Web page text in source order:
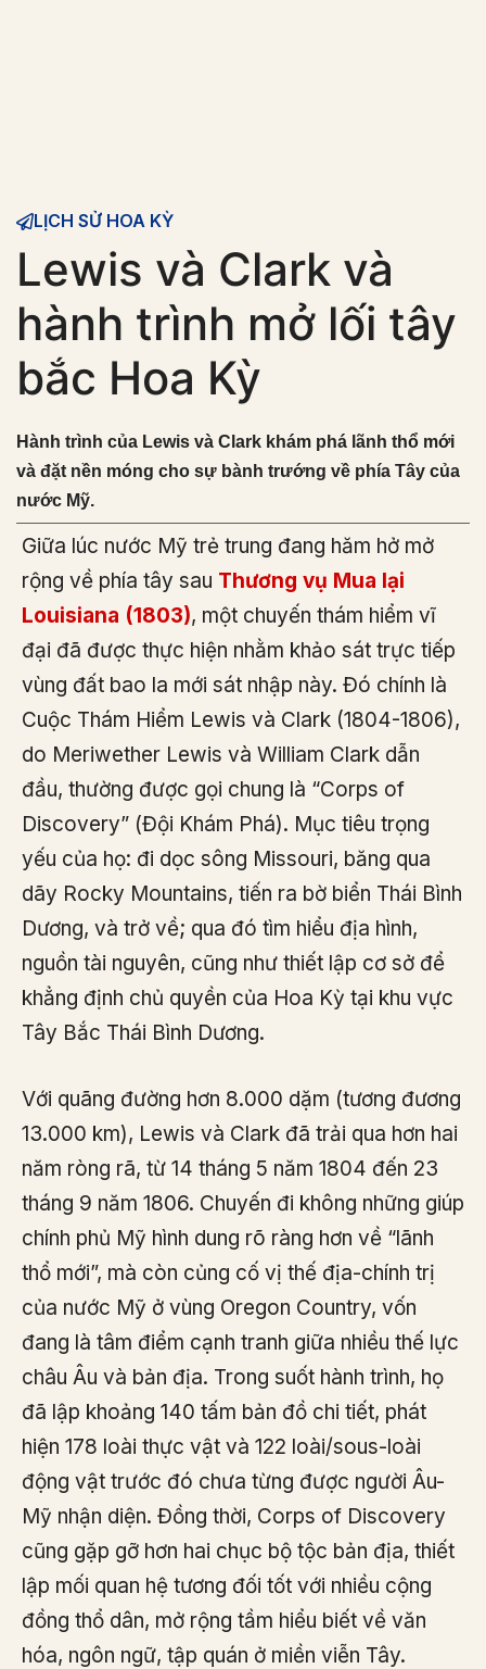
LỊCH SỬ HOA KỲ
Lewis và Clark và
hành trình mở lối tây
bắc Hoa Kỳ
Hành trình của Lewis và Clark khám phá lãnh thổ mới
và đặt nền móng cho sự bành trướng về phía Tây của
nước Mỹ.
Giữa lúc nước Mỹ trẻ trung đang hăm hở mở
rộng về phía tây sau Thương vụ Mua lại
Louisiana (1803), một chuyến thám hiểm vĩ
đại đã được thực hiện nhằm khảo sát trực tiếp
vùng đất bao la mới sát nhập này. Đó chính là
Cuộc Thám Hiểm Lewis và Clark (1804-1806),
do Meriwether Lewis và William Clark dẫn
đầu, thường được gọi chung là “Corps of
Discovery” (Đội Khám Phá). Mục tiêu trọng
yếu của họ: đi dọc sông Missouri, băng qua
dãy Rocky Mountains, tiến ra bờ biển Thái Bình
Dương, và trở về; qua đó tìm hiểu địa hình,
nguồn tài nguyên, cũng như thiết lập cơ sở để
khẳng định chủ quyền của Hoa Kỳ tại khu vực
Tây Bắc Thái Bình Dương.
Với quãng đường hơn 8.000 dặm (tương đương
13.000 km), Lewis và Clark đã trải qua hơn hai
năm ròng rã, từ 14 tháng 5 năm 1804 đến 23
tháng 9 năm 1806. Chuyến đi không những giúp
chính phủ Mỹ hình dung rõ ràng hơn về “lãnh
thổ mới”, mà còn củng cố vị thế địa-chính trị
của nước Mỹ ở vùng Oregon Country, vốn
đang là tâm điểm cạnh tranh giữa nhiều thế lực
châu Âu và bản địa. Trong suốt hành trình, họ
đã lập khoảng 140 tấm bản đồ chi tiết, phát
hiện 178 loài thực vật và 122 loài/sous-loài
động vật trước đó chưa từng được người Âu-
Mỹ nhận diện. Đồng thời, Corps of Discovery
cũng gặp gỡ hơn hai chục bộ tộc bản địa, thiết
lập mối quan hệ tương đối tốt với nhiều cộng
đồng thổ dân, mở rộng tầm hiểu biết về văn
hóa, ngôn ngữ, tập quán ở miền viễn Tây.